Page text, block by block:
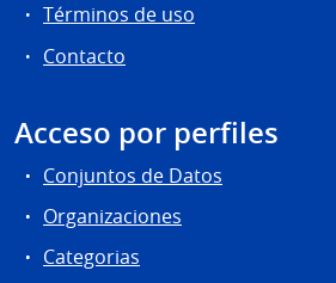
Términos de uso
Contacto
Acceso por perfiles
Conjuntos de Datos
Organizaciones
Categorias